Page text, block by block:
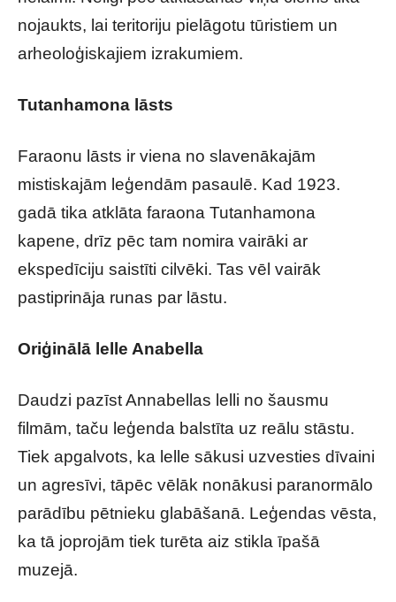
nojaukts, lai teritoriju pielāgotu tūristiem un
arheoloģiskajiem izrakumiem.
Tutanhamona lāsts
Faraonu lāsts ir viena no slavenākajām
mistiskajām leģendām pasaulē. Kad 1923.
gadā tika atklāta faraona Tutanhamona
kapene, drīz pēc tam nomira vairāki ar
ekspedīciju saistīti cilvēki. Tas vēl vairāk
pastiprināja runas par lāstu.
Oriģinālā lelle Anabella
Daudzi pazīst Annabellas lelli no šausmu
filmām, taču leģenda balstīta uz reālu stāstu.
Tiek apgalvots, ka lelle sākusi uzvesties dīvaini
un agresīvi, tāpēc vēlāk nonākusi paranormālo
parādību pētnieku glabāšanā. Leģendas vēsta,
ka tā joprojām tiek turēta aiz stikla īpašā
muzejā.